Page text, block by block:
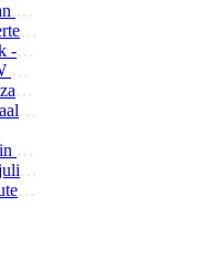
Theo Francken kan beter de eer aan zichzelf houden en opstappen
Balgerhoekebrug in aanleg : Wielerterroristen trotseren werfafsluiting
Zorginspectie faalt in haar kerntaak - Update 1
Maldegem : Overleven in de GAW Residentie Alex
EIYOU FINANCE verliest rechtszaak tegen The Bottom Line
Sint-Niklaas : Parket verzegelt lokaal waaruit kind naar buiten viel
Belgische Defensie helpt Franrijk in de strijd tegen de bosbranden
Ondernemingsrechtbank Gent 10 juli 2026 : Kortgeding Mediageuzen t/ The Bottom Line / Tom De Wilde
Parajunioren voeren eerste parachutesprong uit te Schaffen